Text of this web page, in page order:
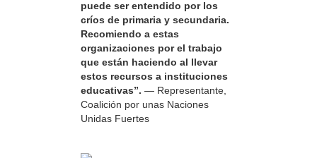
puede ser entendido por los
críos de primaria y secundaria.
Recomiendo a estas
organizaciones por el trabajo
que están haciendo al llevar
estos recursos a instituciones
educativas”. — Representante,
Coalición por unas Naciones
Unidas Fuertes